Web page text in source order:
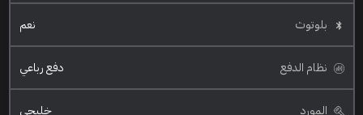
بلوتوث نعم
نظام الدفع دفع رباعي
المورد خليجي